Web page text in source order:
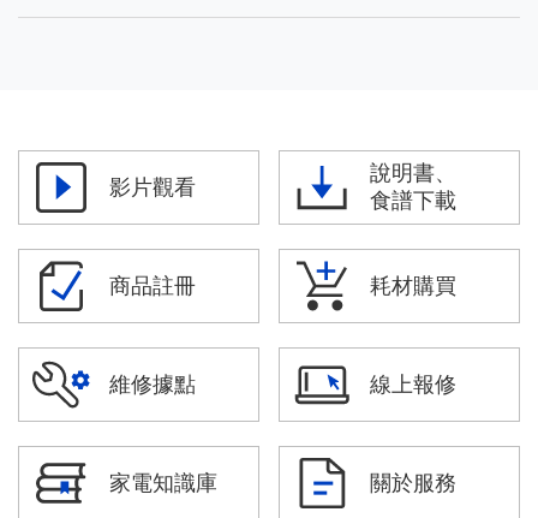
影片觀看
說明書、
食譜下載
商品註冊 耗材購買
維修據點 線上報修
家電知識庫 關於服務